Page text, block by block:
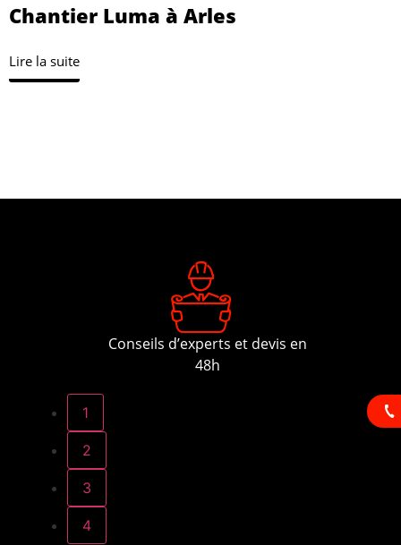
Chantier Luma à Arles
Lire la suite
Conseils d’experts et devis en
48h
1
2
3
4